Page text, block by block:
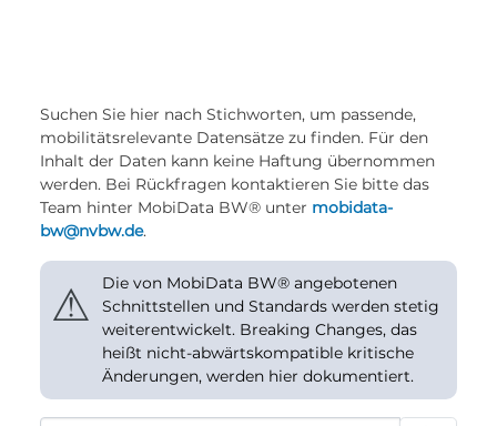
Suchen Sie hier nach Stichworten, um passende,
mobilitätsrelevante Datensätze zu finden. Für den
Inhalt der Daten kann keine Haftung übernommen
werden. Bei Rückfragen kontaktieren Sie bitte das
Team hinter MobiData BW® unter mobidata-
bw@nvbw.de.
⚠
Die von MobiData BW® angebotenen
Schnittstellen und Standards werden stetig
weiterentwickelt. Breaking Changes, das
heißt nicht-abwärtskompatible kritische
Änderungen, werden hier dokumentiert.